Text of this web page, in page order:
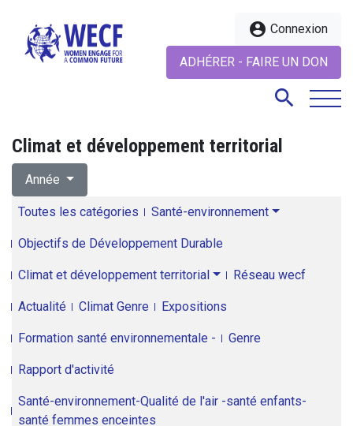
account_circle Connexion
ADHÉRER - FAIRE UN DON
search
Climat et développement territorial
Année
Toutes les catégories Santé-environnement
Objectifs de Développement Durable
Climat et développement territorial Réseau wecf
Actualité Climat Genre Expositions
Formation santé environnementale - Genre
Rapport d'activité
Santé-environnement-Qualité de l'air -santé enfants-
santé femmes enceintes